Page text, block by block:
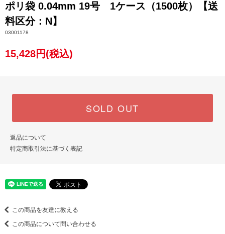
ポリ袋 0.04mm 19号 1ケース（1500枚）【送
料区分：N】
03001178
15,428円(税込)
SOLD OUT
返品について
特定商取引法に基づく表記
この商品を友達に教える
この商品について問い合わせる